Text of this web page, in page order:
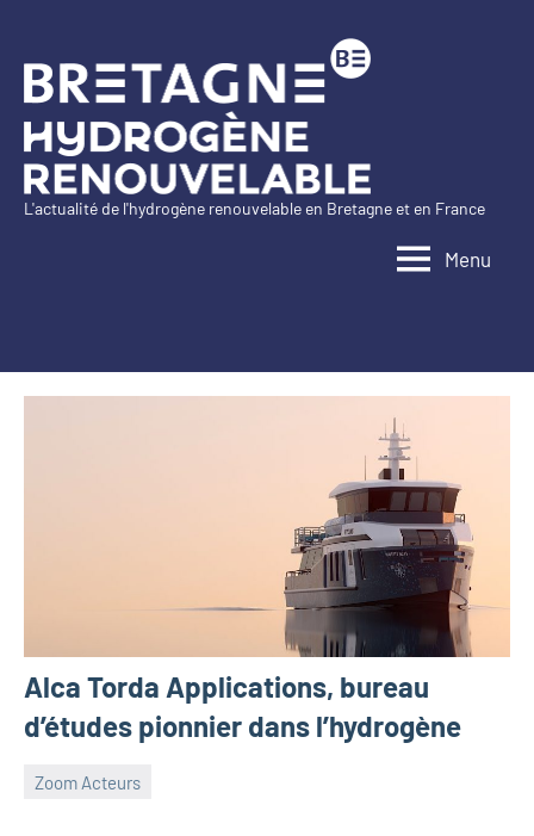
contenu
Bretagne
L'actualité de l'hydrogène renouvelable en Bretagne et en France
Menu
Alca Torda Applications, bureau
d’études pionnier dans l’hydrogène
Zoom Acteurs